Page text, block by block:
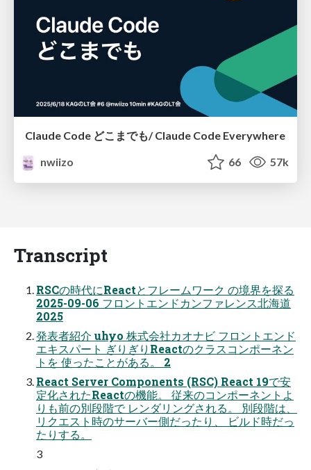
Claude Code どこまでも/ Claude Code Everywhere
nwiizo
66 57k
Transcript
RSCの時代にReactとフレームワーク の境界を探る
2025-09-06 フロントエンドカンファレンス北海道
2025
発表者紹介 uhyo 株式会社カオナビ フロントエンド
エキスパート ぎりぎりReactのクラスコンポーネン
トを 使ったことがある。 2
React Server Components (RSC) React 19で安
定化されたReactの機能。 従来のコンポーネントよ
りも前の別段階で レンダリングされる。 別段階は、
リクエスト時のサーバー側だったり、 ビルド時だっ
たりする。
3